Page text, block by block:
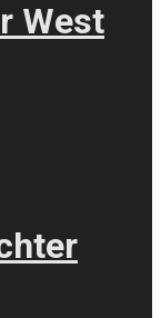
West